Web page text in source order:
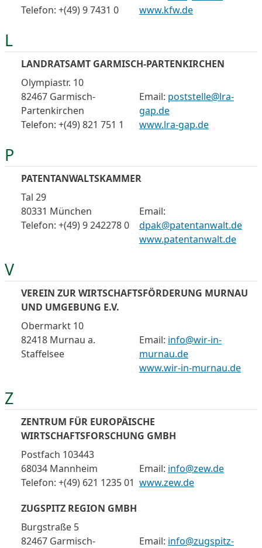
Telefon: +(49) 9 7431 0
www.kfw.de
L
LANDRATSAMT GARMISCH-PARTENKIRCHEN
Olympiastr. 10
82467 Garmisch-
Partenkirchen
Telefon: +(49) 821 751 1
Email: poststelle@lra-
gap.de
www.lra-gap.de
P
PATENTANWALTSKAMMER
Tal 29
80331 München
Telefon: +(49) 9 242278 0
Email:
dpak@patentanwalt.de
www.patentanwalt.de
V
VEREIN ZUR WIRTSCHAFTSFÖRDERUNG MURNAU
UND UMGEBUNG E.V.
Obermarkt 10
82418 Murnau a.
Staffelsee
Email: info@wir-in-
murnau.de
www.wir-in-murnau.de
Z
ZENTRUM FÜR EUROPÄISCHE
WIRTSCHAFTSFORSCHUNG GMBH
Postfach 103443
68034 Mannheim
Telefon: +(49) 621 1235 01
Email: info@zew.de
www.zew.de
ZUGSPITZ REGION GMBH
Burgstraße 5
82467 Garmisch-
Email: info@zugspitz-